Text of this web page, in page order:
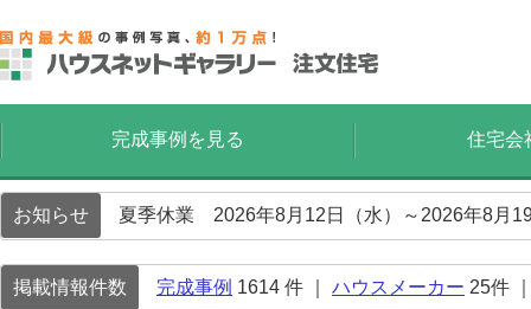
完成事例を見る 住宅会
お知らせ 夏季休業 2026年8月12日（水）～2026年8月
掲載情報件数 完成事例 1614 件 ｜ ハウスメーカー 25件